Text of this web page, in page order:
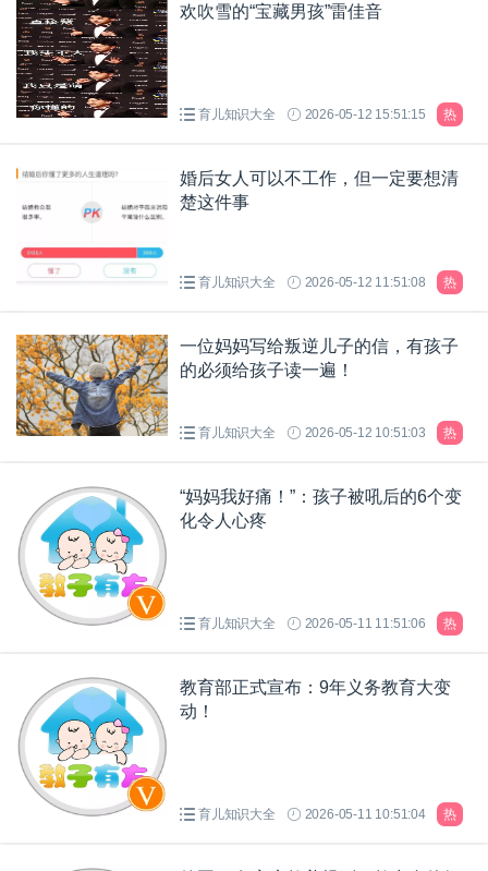
欢吹雪的“宝藏男孩”雷佳音
育儿知识大全 2026-05-12 15:51:15 热
婚后女人可以不工作，但一定要想清
楚这件事
育儿知识大全 2026-05-12 11:51:08 热
一位妈妈写给叛逆儿子的信，有孩子
的必须给孩子读一遍！
育儿知识大全 2026-05-12 10:51:03 热
“妈妈我好痛！”：孩子被吼后的6个变
化令人心疼
育儿知识大全 2026-05-11 11:51:06 热
教育部正式宣布：9年义务教育大变
动！
育儿知识大全 2026-05-11 10:51:04 热